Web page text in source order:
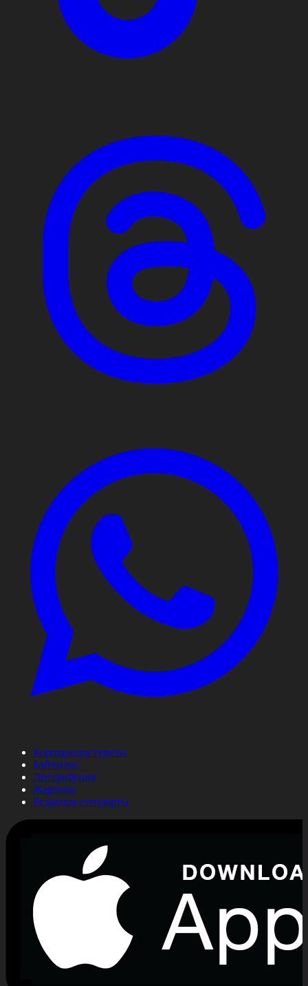
Корпорация туралы
Байланыс
Дистрибуция
Жарнама
Редакция стандарты